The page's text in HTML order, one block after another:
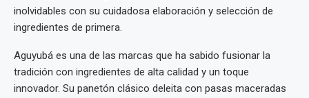
inolvidables con su cuidadosa elaboración y selección de
ingredientes de primera.
Aguyubá es una de las marcas que ha sabido fusionar la
tradición con ingredientes de alta calidad y un toque
innovador. Su panetón clásico deleita con pasas maceradas